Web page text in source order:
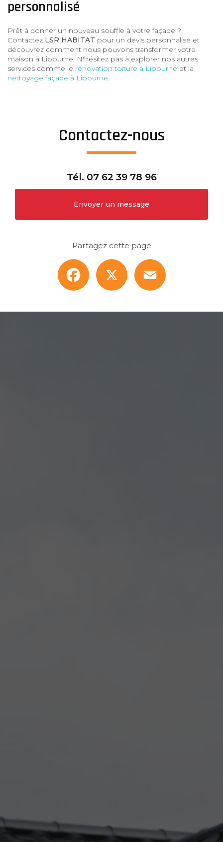
personnalisé
Prêt à donner un nouveau souffle à votre façade ?
Contactez LSR HABITAT pour un devis personnalisé et
découvrez comment nous pouvons transformer votre
maison à Libourne. N'hésitez pas à explorer nos autres
services comme le rénovation toiture à Libourne et la
nettoyage façade à Libourne.
Contactez-nous
Tél. 07 62 39 78 96
Envoyer un message
Partagez cette page
Facebook